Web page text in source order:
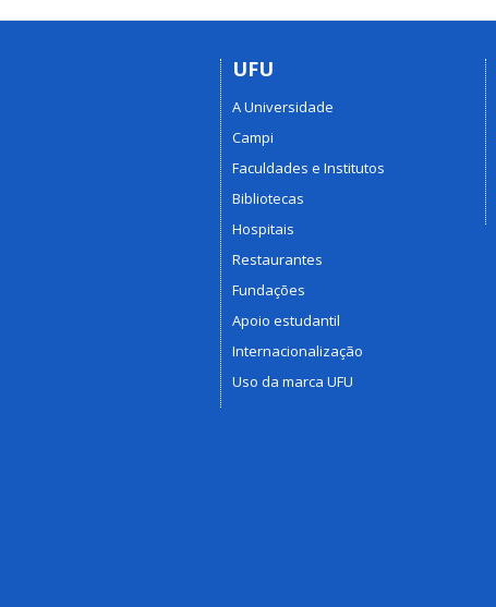
UFU
A Universidade
Campi
Faculdades e Institutos
Bibliotecas
Hospitais
Restaurantes
Fundações
Apoio estudantil
Internacionalização
Uso da marca UFU